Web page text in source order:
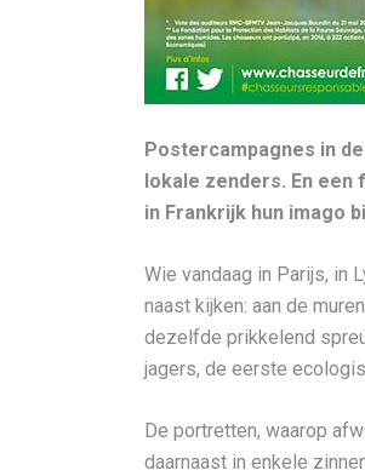
Postercampagnes in
lokale zenders. En een
in Frankrijk hun imago
Wie vandaag in Parijs, in
naast kijken: aan de
dezelfde prikkelend
jagers, de eerste
De portretten, waarop
daarnaast in enkele